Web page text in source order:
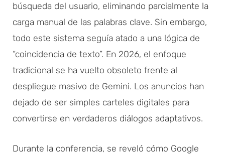
búsqueda del usuario, eliminando parcialmente la
carga manual de las palabras clave. Sin embargo,
todo este sistema seguía atado a una lógica de
“coincidencia de texto”. En 2026, el enfoque
tradicional se ha vuelto obsoleto frente al
despliegue masivo de Gemini. Los anuncios han
dejado de ser simples carteles digitales para
convertirse en verdaderos diálogos adaptativos.
Durante la conferencia, se reveló cómo Google